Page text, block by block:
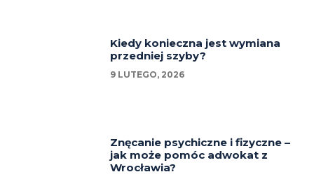
Kiedy konieczna jest wymiana
przedniej szyby?
9 LUTEGO, 2026
Znęcanie psychiczne i fizyczne –
jak może pomóc adwokat z
Wrocławia?